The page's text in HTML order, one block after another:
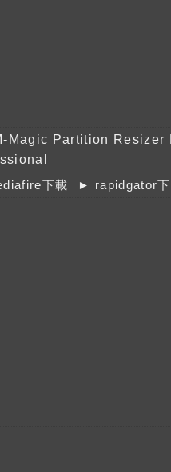
Magic Partition Resizer